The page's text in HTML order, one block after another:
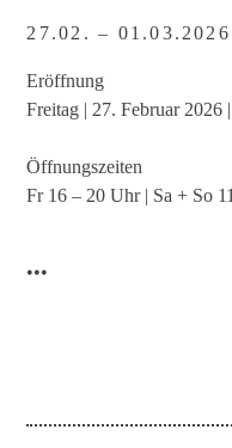
27.02. – 01.03.2026
Eröffnung
Freitag | 27. Februar 2026
Öffnungszeiten
Fr 16 – 20 Uhr | Sa + So
•••